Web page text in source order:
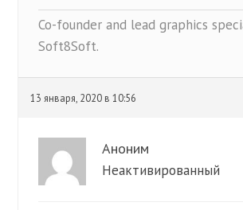
Co-founder and lead graphics
Soft8Soft.
13 января, 2020 в 10:56
Аноним
Неактивированный